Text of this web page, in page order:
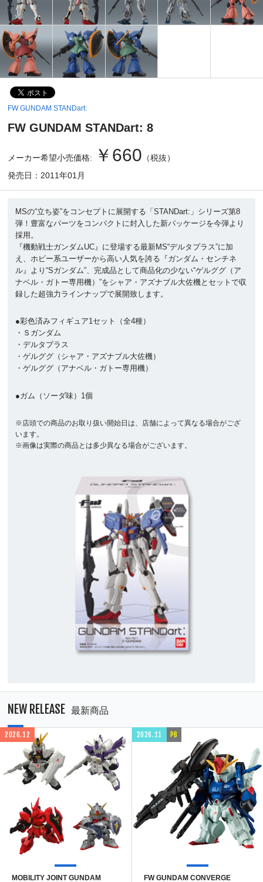
FW GUNDAM STANDart:
FW GUNDAM STANDart: 8
メーカー希望小売価格: ￥660 （税抜）
発売日：2011年01月
MSの“立ち姿”をコンセプトに展開する「STANDart:」シリーズ第8
弾！豊富なパーツをコンパクトに封入した新パッケージを今弾より
採用。
『機動戦士ガンダムUC』に登場する最新MS“デルタプラス”に加
え、ホビー系ユーザーから高い人気を誇る『ガンダム・センチネ
ル』より“Sガンダム”、完成品として商品化の少ない“ゲルググ（ア
ナベル・ガトー専用機）”をシャア・アズナブル大佐機とセットで収
録した超強力ラインナップで展開致します。
●彩色済みフィギュア1セット（全4種）
・Ｓガンダム
・デルタプラス
・ゲルググ（シャア・アズナブル大佐機）
・ゲルググ（アナベル・ガトー専用機）
●ガム（ソーダ味）1個
※店頭での商品のお取り扱い開始日は、店舗によって異なる場合がござ
います。
※画像は実際の商品とは多少異なる場合がございます。
NEW RELEASE 最新商品
2026.12
MOBILITY JOINT GUNDAM
2026.11 PB
FW GUNDAM CONVERGE